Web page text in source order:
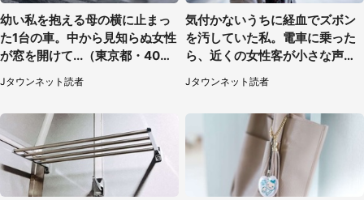
幼い私を抱える母の横に止まっ
た1台の車。中から見知らぬ女性
が窓を開けて...（東京都・40代
Jタウンネット読者
気付かないうちに経血でズボン
を汚していた私。電車に乗った
ら、近くの女性客が小さな声で
（千葉県・10代女性）
Jタウンネット読者